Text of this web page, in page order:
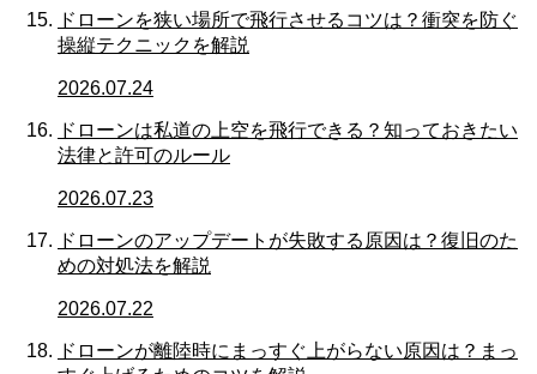
ドローンを狭い場所で飛行させるコツは？衝突を防ぐ
操縦テクニックを解説
2026.07.24
ドローンは私道の上空を飛行できる？知っておきたい
法律と許可のルール
2026.07.23
ドローンのアップデートが失敗する原因は？復旧のた
めの対処法を解説
2026.07.22
ドローンが離陸時にまっすぐ上がらない原因は？まっ